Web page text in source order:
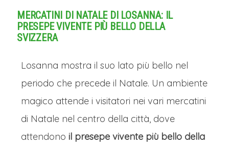
MERCATINI DI NATALE DI LOSANNA: IL
PRESEPE VIVENTE PIÙ BELLO DELLA
SVIZZERA
Losanna mostra il suo lato più bello nel
periodo che precede il Natale. Un ambiente
magico attende i visitatori nei vari mercatini
di Natale nel centro della città, dove
attendono il presepe vivente più bello della